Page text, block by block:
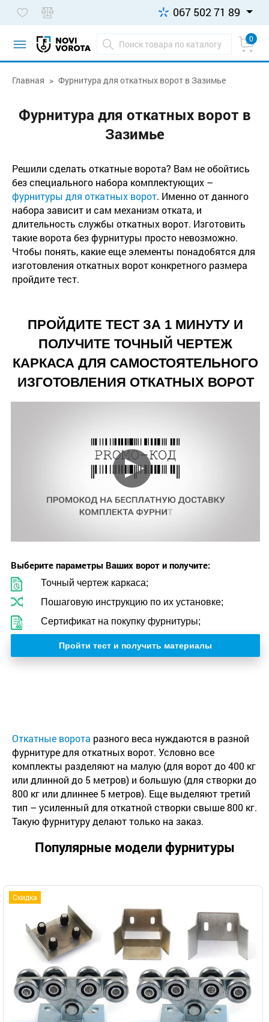
067 502 71 89
0
Главная Фурнитура для откатных ворот в Зазимье
Фурнитура для откатных ворот в
Зазимье
Решили сделать откатные ворота? Вам не обойтись
без специального набора комплектующих –
фурнитуры для откатных ворот. Именно от данного
набора зависит и сам механизм отката, и
длительность службы откатных ворот. Изготовить
такие ворота без фурнитуры просто невозможно.
Чтобы понять, какие еще элементы понадобятся для
изготовления откатных ворот конкретного размера
пройдите тест.
ПРОЙДИТЕ ТЕСТ ЗА 1 МИНУТУ И
ПОЛУЧИТЕ ТОЧНЫЙ ЧЕРТЕЖ
КАРКАСА ДЛЯ САМОСТОЯТЕЛЬНОГО
ИЗГОТОВЛЕНИЯ ОТКАТНЫХ ВОРОТ
Выберите параметры Ваших ворот и получите:
Точный чертеж каркаса;
Пошаговую инструкцию по их установке;
Сертификат на покупку фурнитуры;
Пройти тест и получить материалы
Откатные ворота разного веса нуждаются в разной
фурнитуре для откатных ворот. Условно все
комплекты разделяют на малую (для ворот до 400 кг
или длинной до 5 метров) и большую (для створки до
800 кг или длиннее 5 метров). Еще выделяют третий
тип – усиленный для откатной створки свыше 800 кг.
Такую фурнитуру делают только на заказ.
Популярные модели фурнитуры
Скидка